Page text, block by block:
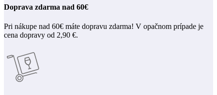
Doprava zdarma nad 60€
Pri nákupe nad 60€ máte dopravu zdarma! V opačnom prípade je
cena dopravy od 2,90 €.